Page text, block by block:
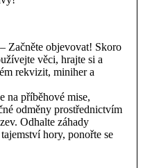
– Začněte objevovat! Skoro
věci, hrajte si a
rekvizit, miniher a
na příběhové mise,
odměny prostřednictvím
Odhalte záhady
hory, ponořte se